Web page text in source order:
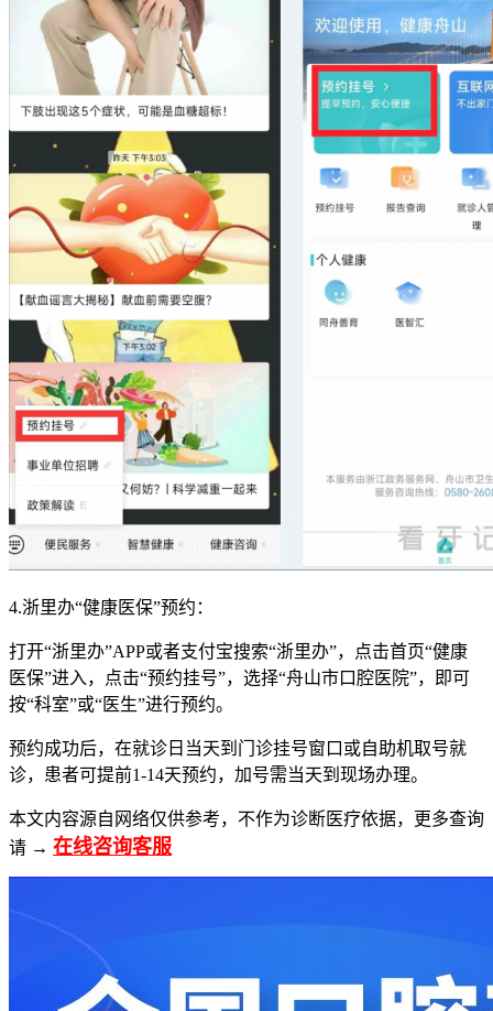
4.浙里办“健康医保”预约：
打开“浙里办”APP或者支付宝搜索“浙里办”，点击首页“健康
医保”进入，点击“预约挂号”，选择“舟山市口腔医院”，即可
按“科室”或“医生”进行预约。
预约成功后，在就诊日当天到门诊挂号窗口或自助机取号就
诊，患者可提前1-14天预约，加号需当天到现场办理。
本文内容源自网络仅供参考，不作为诊断医疗依据，更多查询
请 → 在线咨询客服